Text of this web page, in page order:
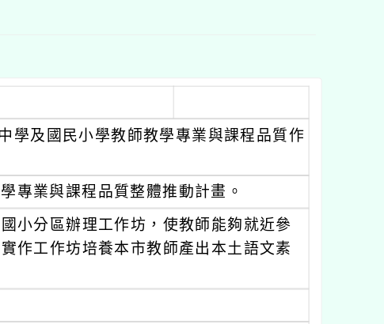
學及國民小學教師教學專業與課程品質作
專業與課程品質整體推動計畫。
小分區辦理工作坊，使教師能夠就近參
作工作坊培養本市教師產出本土語文素